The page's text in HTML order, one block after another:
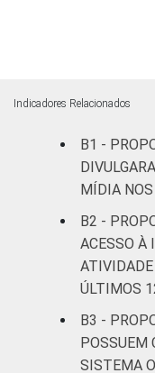
Indicadores Relacionados
B1 -
MÍDIA
B2 -
ACESSO À
ÚLTIMOS
B3 -
POSSUEM
SISTEMA